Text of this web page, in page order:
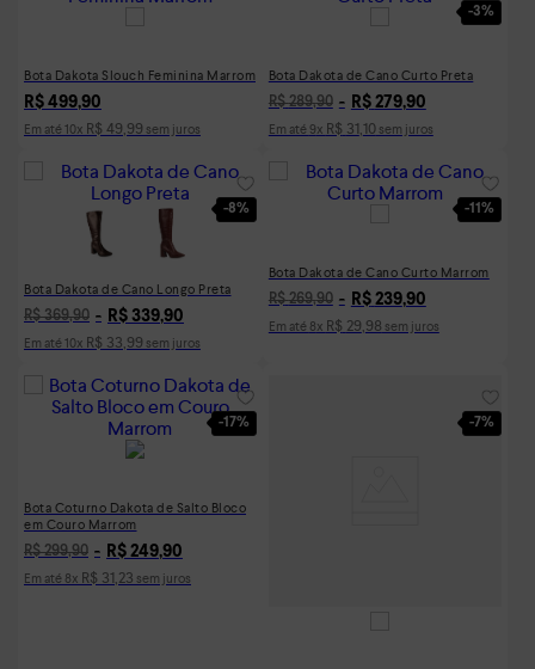
Bota Dakota Slouch Feminina Marrom
R$ 499,90
Em até 10x R$ 49,99 sem juros
-3%
Bota Dakota de Cano Curto Preta
R$ 289,90 R$ 279,90
Em até 9x R$ 31,10sem juros
-8%
Bota Dakota de Cano Longo Preta
R$ 369,90 R$ 339,90
Em até 10x R$ 33,99 sem juros
-11%
Bota Dakota de Cano Curto Marrom
R$ 269,90 R$ 239,90
Em até 8x R$ 29,98 sem juros
-17%
Bota Coturno Dakota de Salto Bloco
em Couro Marrom
R$ 299,90 R$ 249,90
Em até 8x R$ 31,23 sem juros
-7%